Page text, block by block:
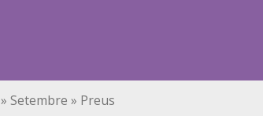
» Setembre » Preus